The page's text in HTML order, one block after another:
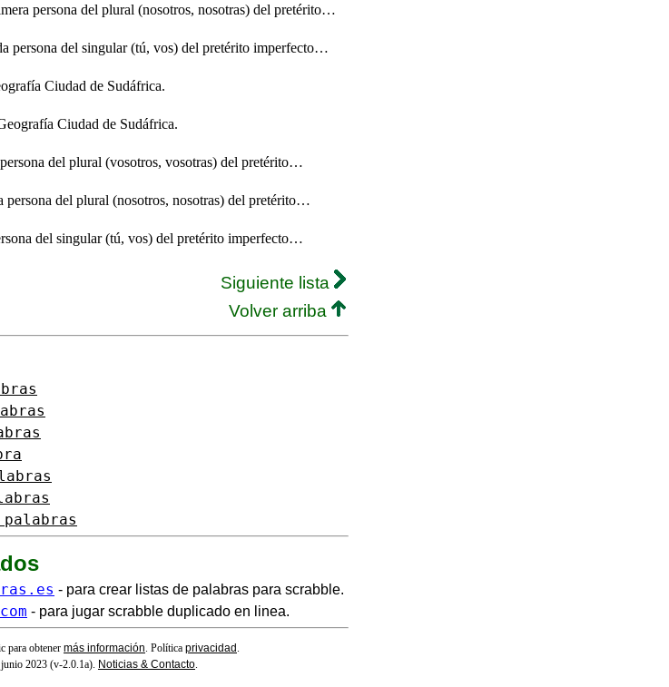
persona del plural (nosotros, nosotras) del pretérito…
persona del singular (tú, vos) del pretérito imperfecto…
Ciudad de Sudáfrica.
Ciudad de Sudáfrica.
del plural (vosotros, vosotras) del pretérito…
del plural (nosotros, nosotras) del pretérito…
del singular (tú, vos) del pretérito imperfecto…
Siguiente lista
Volver arriba
palabras
- para crear listas de palabras para scrabble.
- para jugar scrabble duplicado en linea.
para obtener más información. Política privacidad .
2023 (v-2.0.1a). Noticias & Contacto.